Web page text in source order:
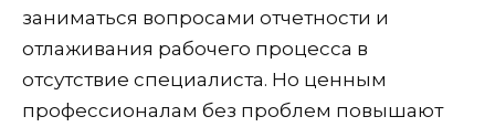
заниматься вопросами отчетности и
отлаживания рабочего процесса в
отсутствие специалиста. Но ценным
профессионалам без проблем повышают